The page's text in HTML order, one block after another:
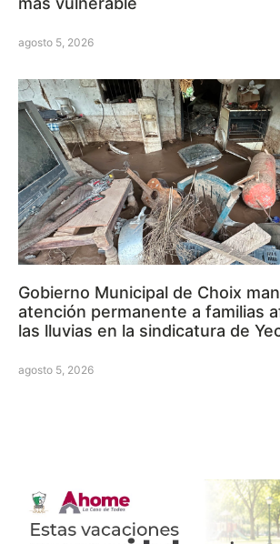
agosto 5, 2026
Gobierno Municipal de Choix
atención permanente a familias
las lluvias en la sindicatura de
agosto 5, 2026